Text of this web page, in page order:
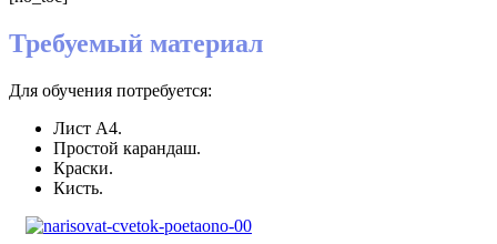
Требуемый материал
Для обучения потребуется:
Лист А4.
Простой карандаш.
Краски.
Кисть.